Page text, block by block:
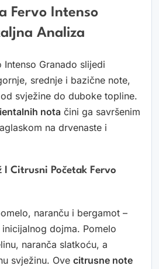
Fervo Intenso
Analiza
Intenso Granado slijedi
srednje i bazične note,
svježine do duboke topline.
nota čini ga savršenim
na drvenaste i
I Citrusni Početak Fervo
naranču i bergamot –
dojma. Pomelo
naranča slatkoću, a
svježinu. Ove citrusne note